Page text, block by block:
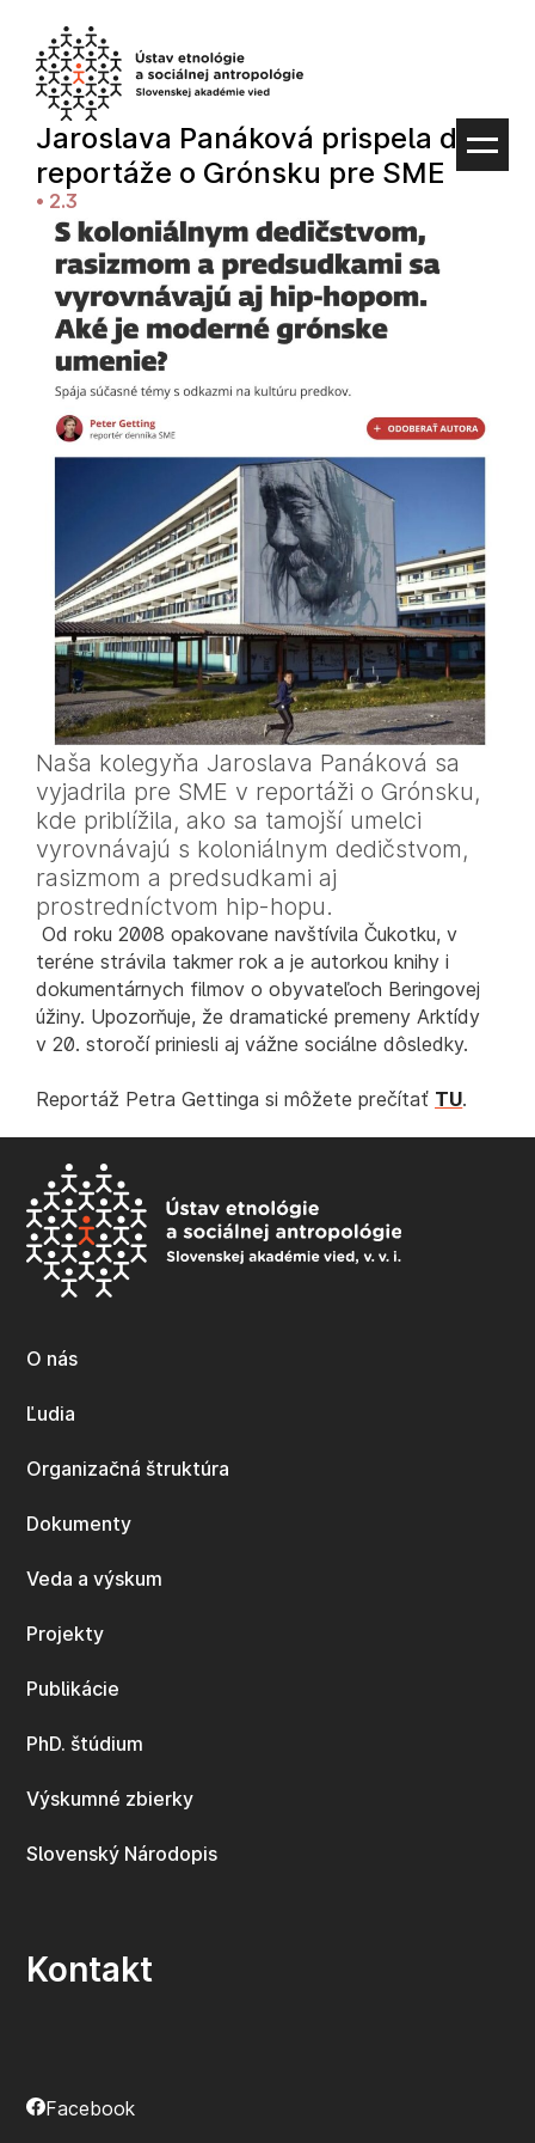
obsah
Jaroslava Panáková prispela do
reportáže o Grónsku pre SME
• 2.3
Naša kolegyňa Jaroslava Panáková sa
vyjadrila pre SME v reportáži o Grónsku,
kde priblížila, ako sa tamojší umelci
vyrovnávajú s koloniálnym dedičstvom,
rasizmom a predsudkami aj
prostredníctvom hip-hopu.
Od roku 2008 opakovane navštívila Čukotku, v
teréne strávila takmer rok a je autorkou knihy i
dokumentárnych filmov o obyvateľoch Beringovej
úžiny. Upozorňuje, že dramatické premeny Arktídy
v 20. storočí priniesli aj vážne sociálne dôsledky.
Reportáž Petra Gettinga si môžete prečítať TU.
O nás
Ľudia
Organizačná štruktúra
Dokumenty
Veda a výskum
Projekty
Publikácie
PhD. štúdium
Výskumné zbierky
Slovenský Národopis
Kontakt
Facebook